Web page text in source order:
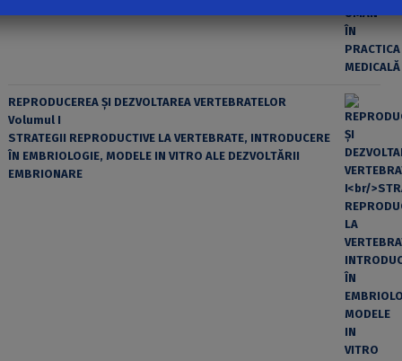
REPRODUCEREA ȘI DEZVOLTAREA VERTEBRATELOR
Volumul I
STRATEGII REPRODUCTIVE LA VERTEBRATE, INTRODUCERE
ÎN EMBRIOLOGIE, MODELE IN VITRO ALE DEZVOLTĂRII
EMBRIONARE